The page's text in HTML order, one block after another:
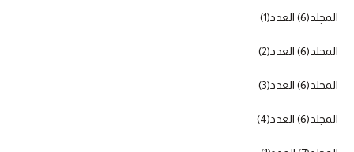
المجلد(6) العدد(1)
المجلد(6) العدد(2)
المجلد(6) العدد(3)
المجلد(6) العدد(4)